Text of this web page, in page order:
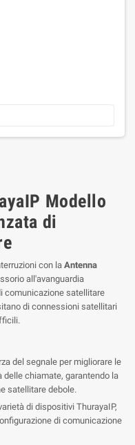
Modello
di
con la Antenna
all'avanguardia
comunicazione satellitare
di connessioni satellitari
del segnale per migliorare le
chiamate, garantendo la
satellitare debole.
di dispositivi ThurayaIP,
di comunicazione